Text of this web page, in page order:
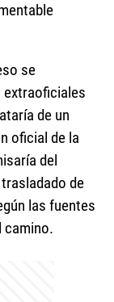
se
de un
oficial de la
del
de
las fuentes
camino.